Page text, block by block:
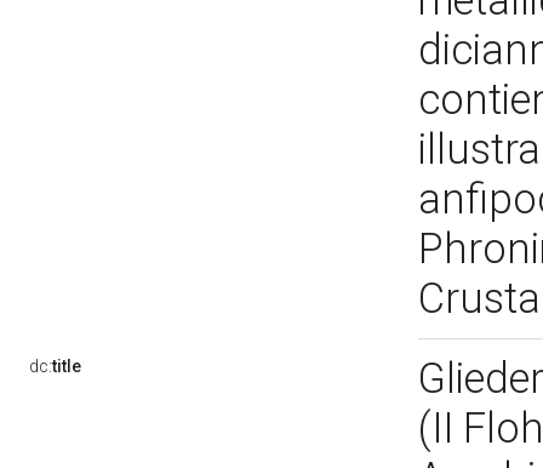
dc:title
(II